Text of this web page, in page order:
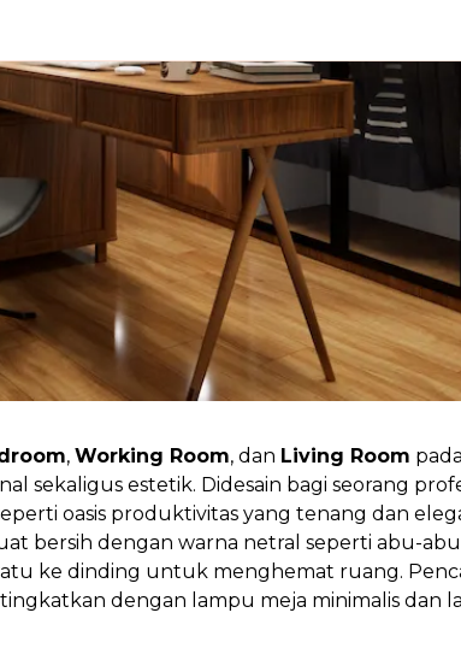
,Working Room, dan Living Room
sekaligus estetik. Didesain bagi seorang
oasis produktivitas yang tenang dan
bersih dengan warna netral seperti abu-
ke dinding untuk menghemat ruang.
dengan lampu meja minimalis dan